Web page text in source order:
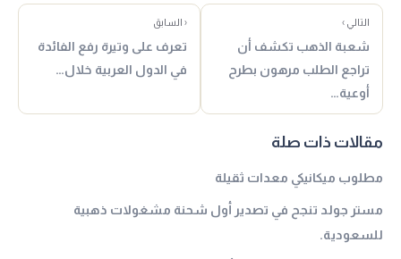
التالي ›
شعبة الذهب تكشف أن
تراجع الطلب مرهون بطرح
أوعية…
‹ السابق
تعرف على وتيرة رفع الفائدة
في الدول العربية خلال…
مقالات ذات صلة
مطلوب ميكانيكي معدات ثقيلة
مستر جولد تنجح في تصدير أول شحنة مشغولات ذهبية
للسعودية.